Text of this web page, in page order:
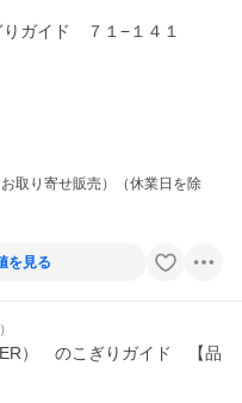
ガイド ７１−１４１
取り寄せ販売）（休業日を除
を見る
） のこぎりガイド 【品